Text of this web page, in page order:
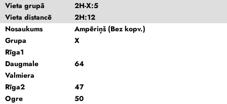
Vieta grupā
2H-X:5
Vieta distancē
2H:12
Nosaukums
Ampēriņš (Bez kopv.)
Grupa
X
Rīga1
Daugmale
64
Valmiera
Rīga2
47
Ogre
50